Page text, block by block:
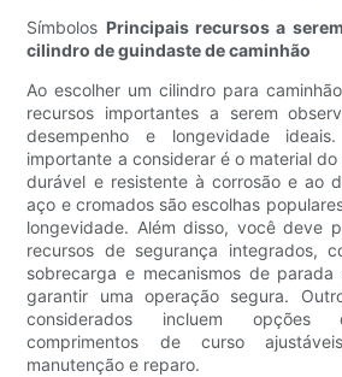
Símbolos Principais recursos a
cilindro de guindaste de caminhão
Ao escolher um cilindro para
recursos importantes a serem
desempenho e longevidade
importante a considerar é o material
durável e resistente à corrosão e ao
aço e cromados são escolhas
longevidade. Além disso, você deve
recursos de segurança integrados,
sobrecarga e mecanismos de
garantir uma operação segura.
considerados incluem opções
comprimentos de curso
manutenção e reparo.